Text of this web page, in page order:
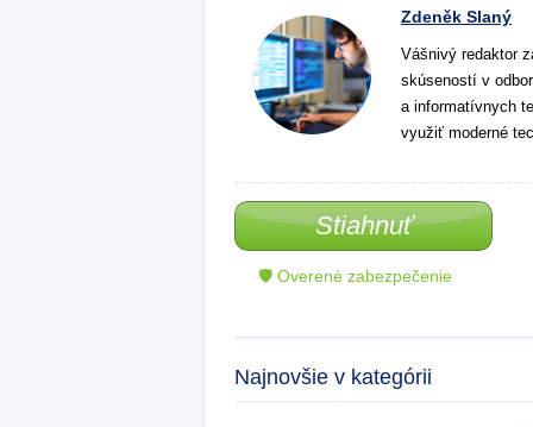
Zdeněk Slaný
Vášnivý redaktor
skúseností v
a informatívnych
využiť moderné
Stiahnuť
🛡 Overené zabezpečenie
Najnovšie v kategórii